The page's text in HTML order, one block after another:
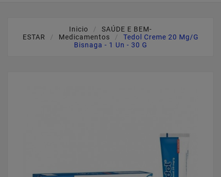
Inicio
SAÚDE E BEM-
ESTAR
Medicamentos
Tedol Creme 20 Mg/g
Bisnaga - 1 Un - 30 G